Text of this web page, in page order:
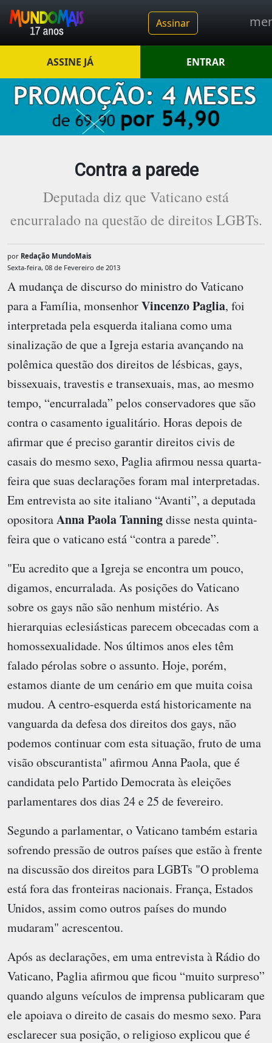
Assinar
ASSINE JÁ ENTRAR
Contra a parede
Deputada diz que Vaticano está
encurralado na questão de direitos LGBTs.
por Redação MundoMais
Sexta-feira, 08 de Fevereiro de 2013
A mudança de discurso do ministro do Vaticano
para a Família, monsenhorVincenzo Paglia, foi
interpretada pela esquerda italiana como uma
sinalização de que a Igreja estaria avançando na
polêmica questão dos direitos de lésbicas, gays,
bissexuais, travestis e transexuais, mas, ao mesmo
tempo, “encurralada” pelos conservadores que são
contra o casamento igualitário. Horas depois de
afirmar que é preciso garantir direitos civis de
casais do mesmo sexo, Paglia afirmou nessa quarta-
feira que suas declarações foram mal interpretadas.
Em entrevista ao site italiano “Avanti”, a deputada
opositoraAnna Paola Tanningdisse nesta quinta-
feira que o vaticano está “contra a parede”.
"Eu acredito que a Igreja se encontra um pouco,
digamos, encurralada. As posições do Vaticano
sobre os gays não são nenhum mistério. As
hierarquias eclesiásticas parecem obcecadas com a
homossexualidade. Nos últimos anos eles têm
falado pérolas sobre o assunto. Hoje, porém,
estamos diante de um cenário em que muita coisa
mudou. A centro-esquerda está historicamente na
vanguarda da defesa dos direitos dos gays, não
podemos continuar com esta situação, fruto de uma
visão obscurantista" afirmou Anna Paola, que é
candidata pelo Partido Democrata às eleições
parlamentares dos dias 24 e 25 de fevereiro.
Segundo a parlamentar, o Vaticano também estaria
sofrendo pressão de outros países que estão à frente
na discussão dos direitos para LGBTs "O problema
está fora das fronteiras nacionais. França, Estados
Unidos, assim como outros países do mundo
mudaram" acrescentou.
Após as declarações, em uma entrevista à Rádio do
Vaticano, Paglia afirmou que ficou “muito surpreso”
quando alguns veículos de imprensa publicaram que
ele apoiava o direito de casais do mesmo sexo. Para
esclarecer sua posição, o religioso explicou que é